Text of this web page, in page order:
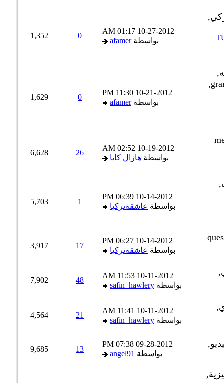
10-27-2012
01:17 AM
بواسطةafamer
1,352
10-21-2012
11:30 PM
بواسطةafamer
1,629
10-19-2012
02:52 AM
بواسطةهازال كايا
26
6,628
10-14-2012
06:39 PM
بواسطةعاشقةتركيا
5,703
10-14-2012
06:27 PM
بواسطةعاشقةتركيا
17
3,917
10-11-2012
11:53 AM
بواسطةsafin_hawlery
48
7,902
10-11-2012
11:41 AM
بواسطةsafin_hawlery
21
4,564
09-28-2012
07:38 PM
بواسطةangel91
13
9,685